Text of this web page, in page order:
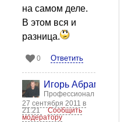
на самом деле.
В этом вся и
разница.
0 Ответить
Игорь Абрамов
Профессионал
27 сентября 2011 в
21:21
Сообщить
модератору